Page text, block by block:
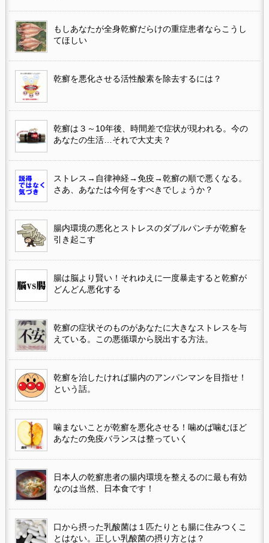
もしあなたが全身乾癬だらけの重症患者ならこうし
てほしい
乾癬を悪化させる活性酸素を除去するには？
乾癬は３～10年後、時間差で症状が現われる。今の
あなたの生活…それで大丈夫？
ストレス→自律神経→免疫→乾癬の順で悪くなる。
さあ、あなたは今何をすべきでしょうか？
腸内環境の悪化とストレスのダブルパンチが乾癬を
引き起こす
腸は脳より賢い！それゆえに一度暴走すると乾癬が
どんどん悪化する
乾癬の症状そのものがあなたに大きなストレスを与
えている。この悪循環から脱出する方法。
乾癬を治したければ腸内のアンパンマンを目指せ！
という話。
噛まないことが乾癬を悪化させる！噛めば噛むほど
あなたの免疫バランスは整っていく
日本人の乾癬患者の腸内環境を整えるのに最も有効
なのは当然、日本食です！
口から摂った乳酸菌は１匹たりとも腸に住みつくこ
とはない。正しい乳酸菌の摂り方とは？